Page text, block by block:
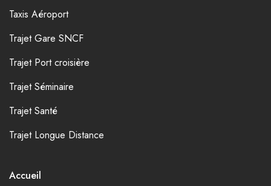
Taxis Aéroport
Trajet Gare SNCF
Trajet Port croisière
Trajet Séminaire
Trajet Santé
Trajet Longue Distance
Accueil